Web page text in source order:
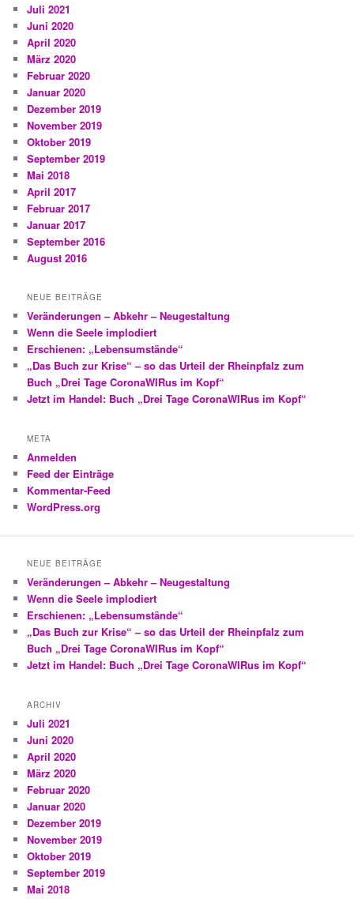
Juli 2021
Juni 2020
April 2020
März 2020
Februar 2020
Januar 2020
Dezember 2019
November 2019
Oktober 2019
September 2019
Mai 2018
April 2017
Februar 2017
Januar 2017
September 2016
August 2016
NEUE BEITRÄGE
Veränderungen – Abkehr – Neugestaltung
Wenn die Seele implodiert
Erschienen: „Lebensumstände“
„Das Buch zur Krise“ – so das Urteil der Rheinpfalz zum
Buch „Drei Tage CoronaWIRus im Kopf“
Jetzt im Handel: Buch „Drei Tage CoronaWIRus im Kopf“
META
Anmelden
Feed der Einträge
Kommentar-Feed
WordPress.org
NEUE BEITRÄGE
Veränderungen – Abkehr – Neugestaltung
Wenn die Seele implodiert
Erschienen: „Lebensumstände“
„Das Buch zur Krise“ – so das Urteil der Rheinpfalz zum
Buch „Drei Tage CoronaWIRus im Kopf“
Jetzt im Handel: Buch „Drei Tage CoronaWIRus im Kopf“
ARCHIV
Juli 2021
Juni 2020
April 2020
März 2020
Februar 2020
Januar 2020
Dezember 2019
November 2019
Oktober 2019
September 2019
Mai 2018